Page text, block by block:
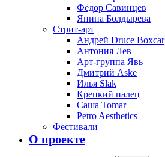
Фёдор Савинцев
Янина Болдырева
Стрит-арт
Андрей Druce Boxcar
Антония Лев
Арт-группа Явь
Дмитрий Aske
Илья Slak
Крепкий палец
Саша Tomar
Petro Aesthetics
Фестивали
О проекте